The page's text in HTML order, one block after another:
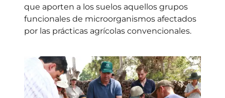
que aporten a los suelos aquellos grupos
funcionales de microorganismos afectados
por las prácticas agrícolas convencionales.